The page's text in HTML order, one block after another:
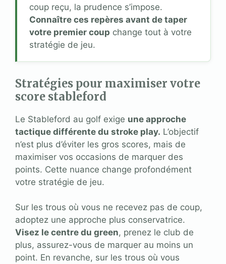
coup reçu, la prudence s’impose.
Connaître ces repères avant de taper
votre premier coup change tout à votre
stratégie de jeu.
Stratégies pour maximiser votre
score stableford
Le Stableford au golf exige une approche
tactique différente du stroke play. L’objectif
n’est plus d’éviter les gros scores, mais de
maximiser vos occasions de marquer des
points. Cette nuance change profondément
votre stratégie de jeu.
Sur les trous où vous ne recevez pas de coup,
adoptez une approche plus conservatrice.
Visez le centre du green, prenez le club de
plus, assurez-vous de marquer au moins un
point. En revanche, sur les trous où vous